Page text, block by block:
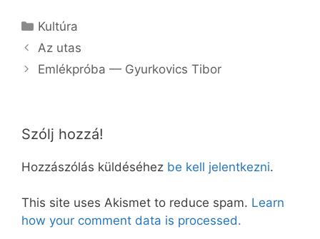
Kategória
Kultúra
Az utas
Em­lék­pró­ba — Gyurkovics Ti­bor
Szólj hozzá!
Hozzászólás küldéséhez be kell jelentkezni.
This site uses Akismet to reduce spam. Learn
how your comment data is processed.